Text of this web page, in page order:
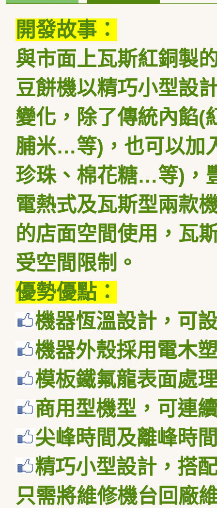
開發故事：
與市面上瓦斯紅銅製
豆餅機以精巧小型設
變化，除了傳統內餡(
脯米…等) ，也可以加
珍珠、棉花糖…等)
電熱式及瓦斯型兩款
的店面空間使用，瓦
受空間限制。
優勢優點：
機器恆溫設計，可
機器外殼採用電木
模板鐵氟龍表面處
商用型機型， 可連
尖峰時間及離峰時
精巧小型設計，搭
只需將維修機台回廠